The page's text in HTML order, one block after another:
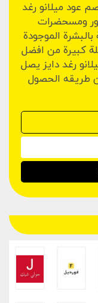
عود ميلانو رغد
العطور ومسحضرات
الموجودة
كبيرة من افضل
رغد دايز يصل
عن طريقه الحصول